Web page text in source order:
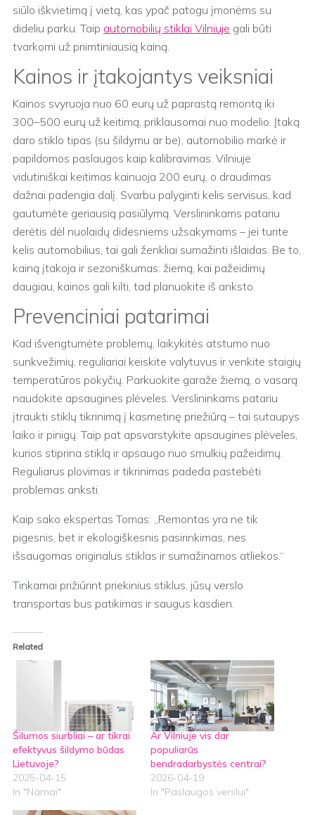
siūlo iškvietimą į vietą, kas ypač patogu įmonėms su
dideliu parku. Taip automobilių stiklai Vilniuje gali būti
tvarkomi už priimtiniausią kainą.
Kainos ir įtakojantys veiksniai
Kainos svyruoja nuo 60 eurų už paprastą remontą iki
300–500 eurų už keitimą, priklausomai nuo modelio. Įtaką
daro stiklo tipas (su šildymu ar be), automobilio markė ir
papildomos paslaugos kaip kalibravimas. Vilniuje
vidutiniškai keitimas kainuoja 200 eurų, o draudimas
dažnai padengia dalį. Svarbu palyginti kelis servisus, kad
gautumėte geriausią pasiūlymą. Verslininkams patariu
derėtis dėl nuolaidų didesniems užsakymams – jei turite
kelis automobilius, tai gali ženkliai sumažinti išlaidas. Be to,
kainą įtakoja ir sezoniškumas: žiemą, kai pažeidimų
daugiau, kainos gali kilti, tad planuokite iš anksto.
Prevenciniai patarimai
Kad išvengtumėte problemų, laikykitės atstumo nuo
sunkvežimių, reguliariai keiskite valytuvus ir venkite staigių
temperatūros pokyčių. Parkuokite garaže žiemą, o vasarą
naudokite apsaugines plėveles. Verslininkams patariu
įtraukti stiklų tikrinimą į kasmetinę priežiūrą – tai sutaupys
laiko ir pinigų. Taip pat apsvarstykite apsaugines plėveles,
kurios stiprina stiklą ir apsaugo nuo smulkių pažeidimų.
Reguliarus plovimas ir tikrinimas padeda pastebėti
problemas anksti.
Kaip sako ekspertas Tomas: „Remontas yra ne tik
pigesnis, bet ir ekologiškesnis pasirinkimas, nes
išsaugomas originalus stiklas ir sumažinamos atliekos.“
Tinkamai prižiūrint priekinius stiklus, jūsų verslo
transportas bus patikimas ir saugus kasdien.
Related
Šilumos siurbliai – ar tikrai
efektyvus šildymo būdas
Lietuvoje?
2025-04-15
In "Namai"
Ar Vilniuje vis dar
populiarūs
bendradarbystės centrai?
2026-04-19
In "Paslaugos verslui"